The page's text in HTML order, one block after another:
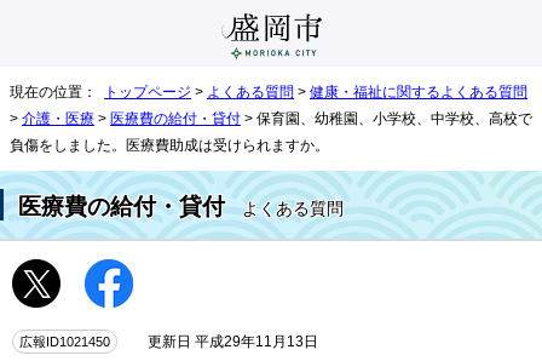
現在の位置： トップページ > よくある質問 > 健康・福祉に関するよくある質問
> 介護・医療 > 医療費の給付・貸付 > 保育園、幼稚園、小学校、中学校、高校で
負傷をしました。医療費助成は受けられますか。
医療費の給付・貸付よくある質問
広報ID1021450 更新日 平成29年11月13日